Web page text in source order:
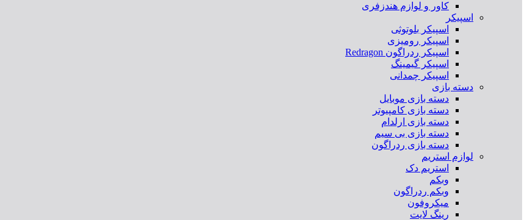
کاور و لوازم هندزفری
اسپیکر
اسپیکر بلوتوثی
اسپیکر رومیزی
اسپیکر ردراگون Redragon
اسپیکر گیمینگ
اسپیکر چمدانی
دسته بازی
دسته بازی موبایل
دسته بازی کامپیوتر
دسته بازی ارلدام
دسته بازی بی سیم
دسته بازی ردراگون
لوازم استریم
استریم دک
وبکم
وبکم ردراگون
میکروفون
رینگ لایت